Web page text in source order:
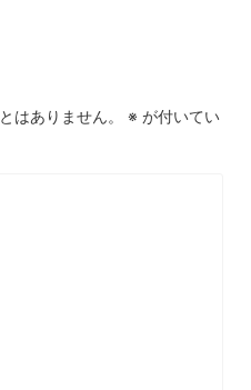
はありません。 ※ が付いてい